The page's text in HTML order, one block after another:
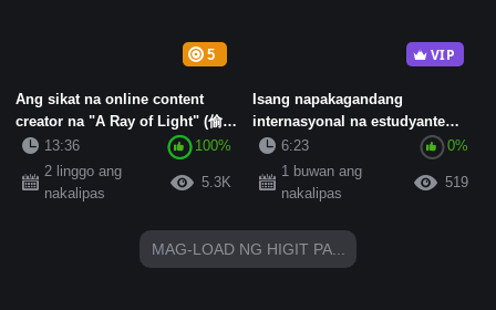
5
Ang sikat na online content
creator na "A Ray of Light" (偷情
一束光) ay nagta...
13:36
100%
2 linggo ang
nakalipas
5.3K
VIP
Isang napakagandang
internasyonal na estudyante
mula sa Nanjing, si "Zheng Xi...
6:23
0%
1 buwan ang
nakalipas
519
MAG-LOAD NG HIGIT PA...